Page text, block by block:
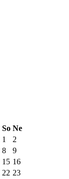
So Ne
1
2
8
9
15 16
22 23